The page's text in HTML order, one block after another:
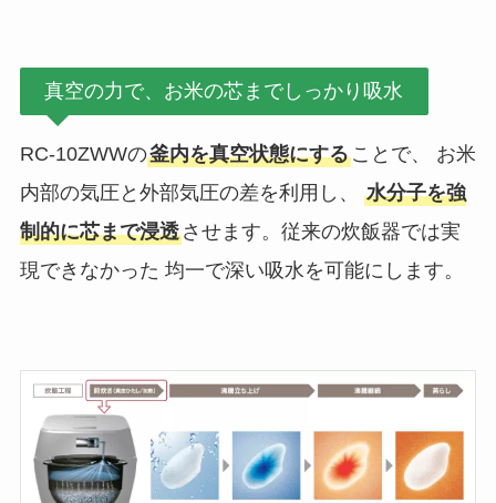
真空の力で、お米の芯までしっかり吸水
RC-10ZWWの釜内を真空状態にすることで、 お米
内部の気圧と外部気圧の差を利用し、 水分子を強
制的に芯まで浸透させます。従来の炊飯器では実
現できなかった 均一で深い吸水を可能にします。